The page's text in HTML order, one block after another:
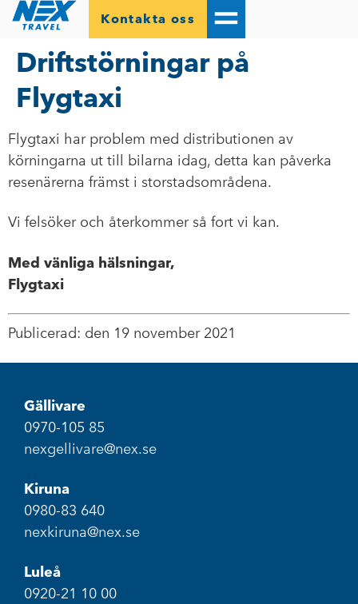
Kontakta oss
Driftstörningar på
Flygtaxi
Flygtaxi har problem med distributionen av
körningarna ut till bilarna idag, detta kan påverka
resenärerna främst i storstadsområdena.
Vi felsöker och återkommer så fort vi kan.
Med vänliga hälsningar,
Flygtaxi
Publicerad: den 19 november 2021
Gällivare
0970-105 85
nexgellivare@nex.se
Kiruna
0980-83 640
nexkiruna@nex.se
Luleå
0920-21 10 00